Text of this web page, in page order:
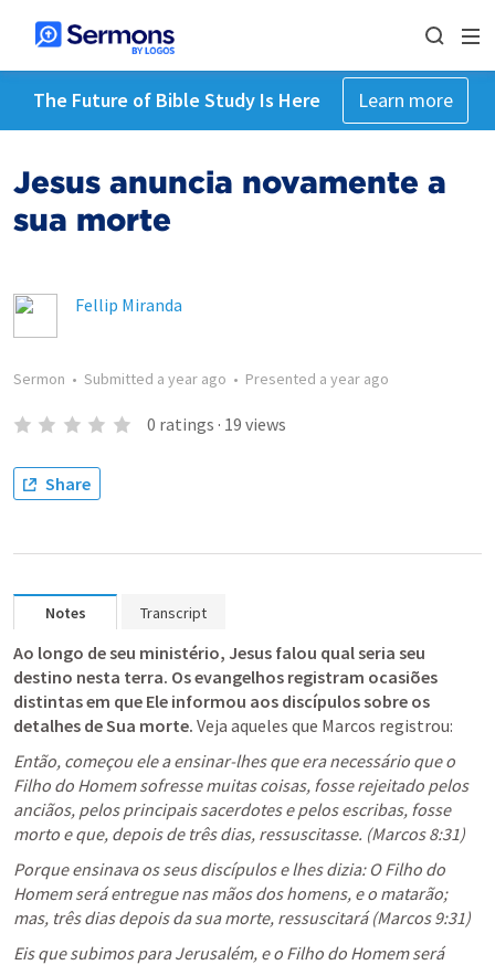
The Future of Bible Study Is Here Learn more
Jesus anuncia novamente a
sua morte
Fellip Miranda
Sermon • Submitted a year ago • Presented a year ago
0 ratings · 19 views
Share
Notes Transcript
Ao longo de seu ministério, Jesus falou qual seria seu
destino nesta terra. Os evangelhos registram ocasiões
distintas em que Ele informou aos discípulos sobre os
detalhes de Sua morte. Veja aqueles que Marcos registrou:
Então, começou ele a ensinar-lhes que era necessário que o
Filho do Homem sofresse muitas coisas, fosse rejeitado pelos
anciãos, pelos principais sacerdotes e pelos escribas, fosse
morto e que, depois de três dias, ressuscitasse. (Marcos 8:31)
Porque ensinava os seus discípulos e lhes dizia: O Filho do
Homem será entregue nas mãos dos homens, e o matarão;
mas, três dias depois da sua morte, ressuscitará (Marcos 9:31)
Eis que subimos para Jerusalém, e o Filho do Homem será